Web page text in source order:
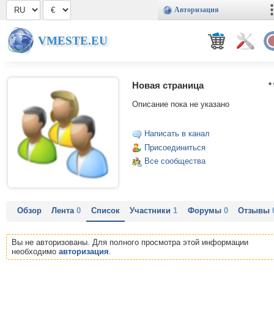
Авторизация
VMESTE.EU
Новая страница
Описание пока не указано
Написать в канал
Присоединиться
Все сообщества
Обзор Лента0 Список Участники1 Форумы 0 Отзывы
Вы не авторизованы. Для полного просмотра этой информации
необходимо авторизация.